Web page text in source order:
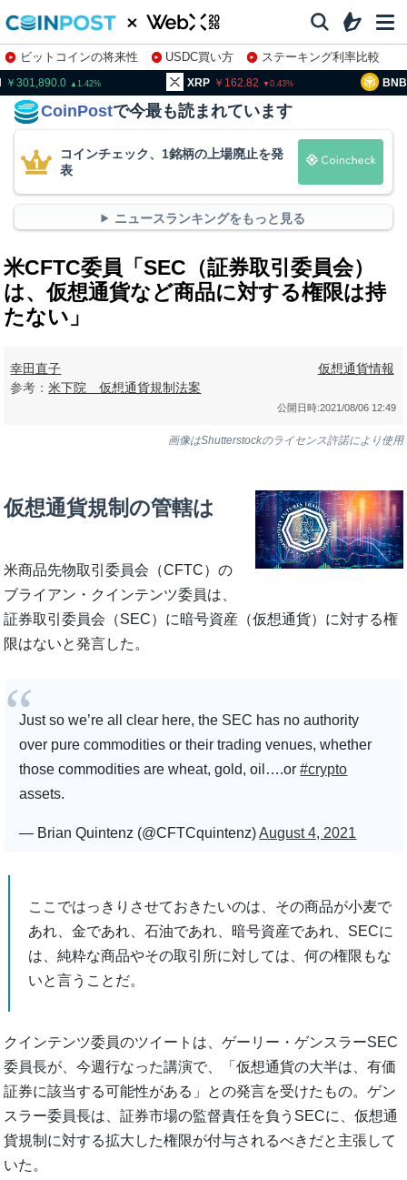
ビットコインの将来性 USDC買い方
ステーキング利率比較
株特集・関連銘柄
1.42 XRP 162.82 0.43 BNB
CoinPostで今最も読まれています
コインチェック、1銘柄の上場廃止を発
表
ニュースランキングをもっと見る
米CFTC委員「SEC（証券取引委員会）
は、仮想通貨など商品に対する権限は持
たない」
幸田直子
参考：米下院 仮想通貨規制法案
仮想通貨情報
公開日時:2021/08/06 12:49
画像はShutterstockのライセンス許諾により使用
仮想通貨規制の管轄は
米商品先物取引委員会（CFTC）の
ブライアン・クインテンツ委員は、
証券取引委員会（SEC）に暗号資産（仮想通貨）に対する権
限はないと発言した。
Just so we’re all clear here, the SEC has no authority
over pure commodities or their trading venues, whether
those commodities are wheat, gold, oil….or#crypto
assets.
— Brian Quintenz (@CFTCquintenz)August 4, 2021
ここではっきりさせておきたいのは、その商品が小麦で
あれ、金であれ、石油であれ、暗号資産であれ、SECに
は、純粋な商品やその取引所に対しては、何の権限もな
いと言うことだ。
クインテンツ委員のツイートは、ゲーリー・ゲンスラーSEC
委員長が、今週行なった講演で、「仮想通貨の大半は、有価
証券に該当する可能性がある」との発言を受けたもの。ゲン
スラー委員長は、証券市場の監督責任を負うSECに、仮想通
貨規制に対する拡大した権限が付与されるべきだと主張して
いた。